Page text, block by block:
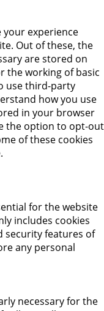
your experience
Out of these, the
are stored on
the working of basic
use third-party
how you use
in your browser
the option to opt-out
of these cookies
for the website
includes cookies
security features of
any personal
necessary for the